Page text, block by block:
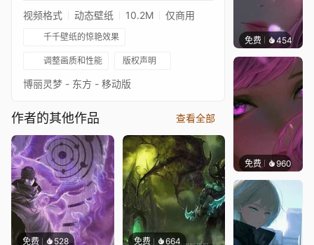
视频格式 动态壁纸 10.2M 仅商用
千千壁纸的惊艳效果
调整画质和性能 版权声明
博丽灵梦 - 东方 - 移动版
作者的其他作品 查看全部
免费 528 免费 664
免费 454辰东
免费 960辰东